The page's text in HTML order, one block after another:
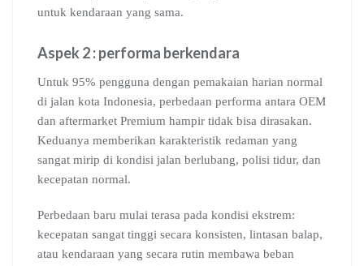
untuk kendaraan yang sama.
Aspek 2 : performa berkendara
Untuk 95% pengguna dengan pemakaian harian normal
di jalan kota Indonesia, perbedaan performa antara OEM
dan aftermarket Premium hampir tidak bisa dirasakan.
Keduanya memberikan karakteristik redaman yang
sangat mirip di kondisi jalan berlubang, polisi tidur, dan
kecepatan normal.
Perbedaan baru mulai terasa pada kondisi ekstrem:
kecepatan sangat tinggi secara konsisten, lintasan balap,
atau kendaraan yang secara rutin membawa beban